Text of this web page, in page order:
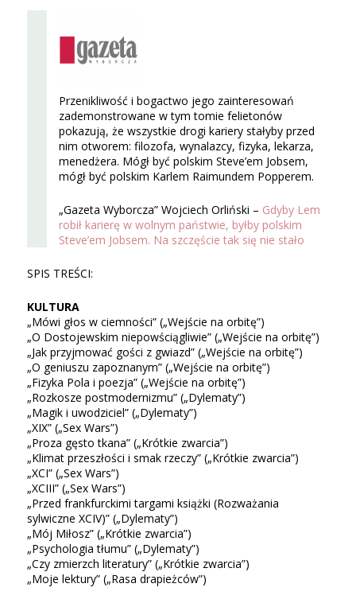
Przenikliwość i bogactwo jego zainteresowań
zademonstrowane w tym tomie felietonów
pokazują, że wszystkie drogi kariery stałyby przed
nim otworem: filozofa, wynalazcy, fizyka, lekarza,
menedżera. Mógł być polskim Steve’em Jobsem,
mógł być polskim Karlem Raimundem Popperem.
„Gazeta Wyborcza” Wojciech Orliński – Gdyby Lem
robił karierę w wolnym państwie, byłby polskim
Steve’em Jobsem. Na szczęście tak się nie stało
SPIS TREŚCI:
KULTURA
„Mówi głos w ciemności” („Wejście na orbitę”)
„O Dostojewskim niepowściągliwie” („Wejście na orbitę”)
„Jak przyjmować gości z gwiazd” („Wejście na orbitę”)
„O geniuszu zapoznanym” („Wejście na orbitę”)
„Fizyka Pola i poezja” („Wejście na orbitę”)
„Rozkosze postmodernizmu” („Dylematy”)
„Magik i uwodziciel” („Dylematy”)
„XIX” („Sex Wars”)
„Proza gęsto tkana” („Krótkie zwarcia”)
„Klimat przeszłości i smak rzeczy” („Krótkie zwarcia”)
„XCI” („Sex Wars”)
„XCIII” („Sex Wars”)
„Przed frankfurckimi targami książki (Rozważania
sylwiczne XCIV)” („Dylematy”)
„Mój Miłosz” („Krótkie zwarcia”)
„Psychologia tłumu” („Dylematy”)
„Czy zmierzch literatury” („Krótkie zwarcia”)
„Moje lektury” („Rasa drapieżców”)